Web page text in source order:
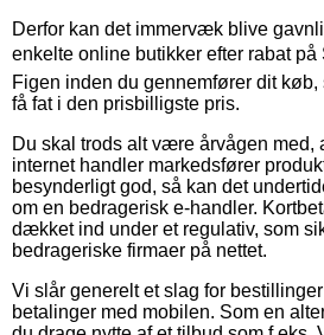
Derfor kan det immervæk blive
enkelte online butikker efter rabat på
Figen inden du gennemfører dit
få fat i den prisbilligste pris.
Du skal trods alt være årvågen med,
internet handler markedsfører
besynderligt god, så kan det
om en bedragerisk e-handler.
dækket ind under et regulativ, som
bedrageriske firmaer på nettet.
Vi slår generelt et slag for
betalinger med mobilen. Som en